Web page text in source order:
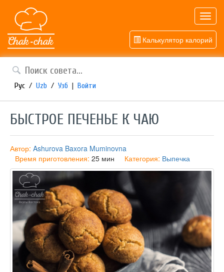
Калькулятор калорий
Рус / Uzb / Узб | Войти
БЫСТРОЕ ПЕЧЕНЬЕ К ЧАЮ
Автор: Ashurova Baxora Muminovna
Время приготовления: 25 мин Категория: Выпечка